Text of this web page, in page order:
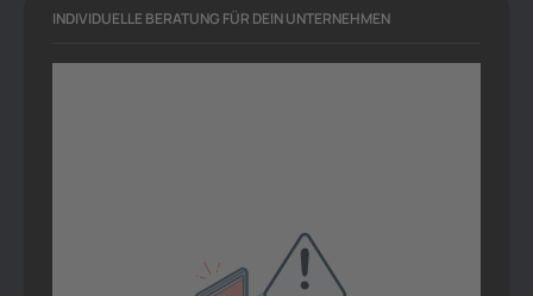
INDIVIDUELLE BERATUNG FÜR DEIN UNTERNEHMEN